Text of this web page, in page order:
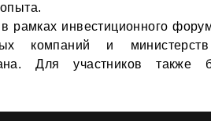
рамках инвестиционного
компаний и
Для участников также